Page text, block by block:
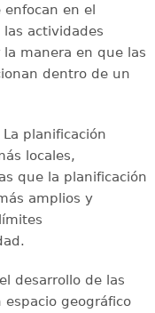
enfocan en el
actividades
manera en que las
dentro de un
planificación
locales,
que la planificación
amplios y
desarrollo de las
geográfico